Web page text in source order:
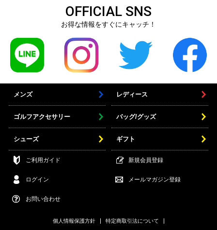
OFFICIAL SNS
お得な情報をすぐにキャッチ！
メンズ レディース
ゴルフアクセサリー バッグ/グッズ
シューズ ギフト
ご利用ガイド 新規会員登録
ログイン メールマガジン登録
お問い合わせ
個人情報保護方針 特定商取引法について